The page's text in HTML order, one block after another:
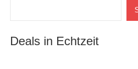
Deals in Echtzeit